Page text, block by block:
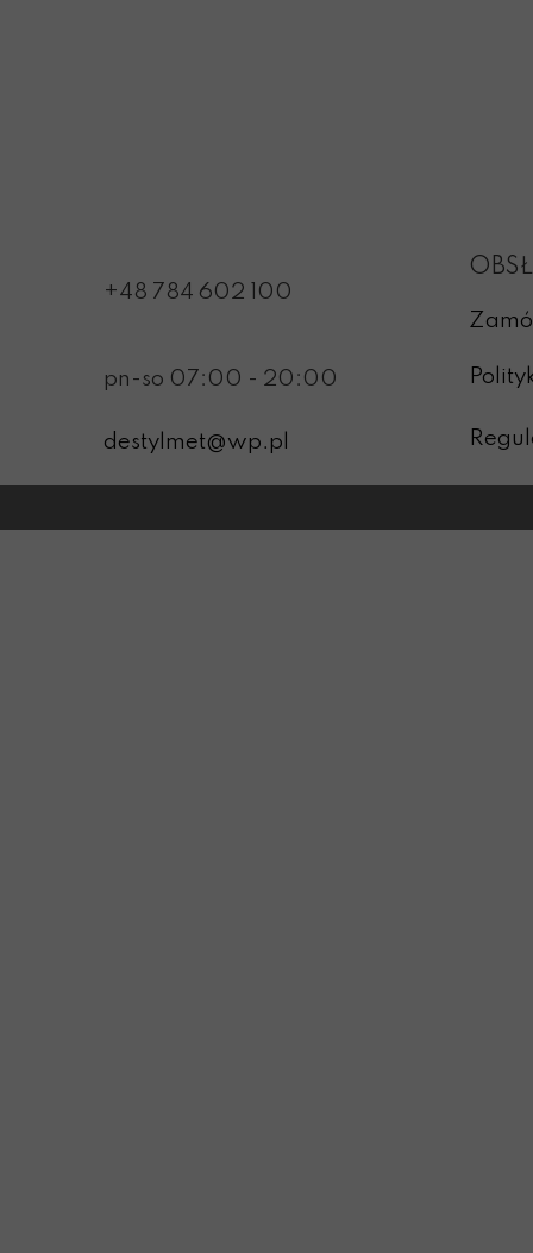
+48 784 602 100
pn-so 07:00 - 20:00
destylmet@wp.pl